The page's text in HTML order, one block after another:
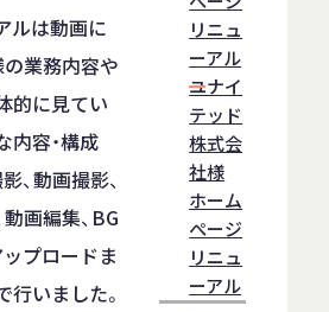
ルは動画に
の業務内容や
的に見てい
内容・構成
、動画撮影、
画編集、BG
プロードま
行いました。
リニュ
ーアル
ユナイ
テッド
株式会
社様
ホーム
ぺージ
リニュ
ーアル